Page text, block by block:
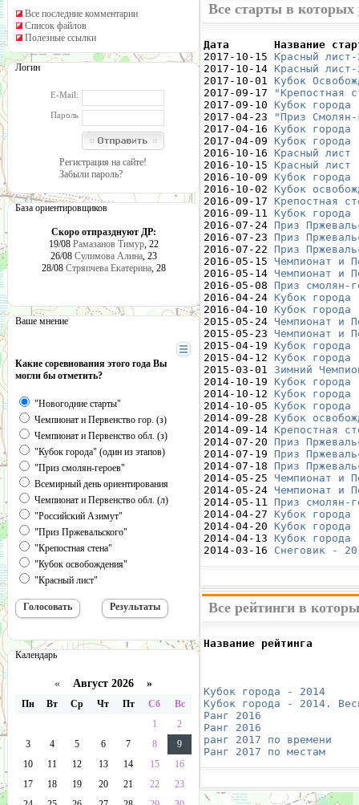
Все последние комментарии
Список файлов
Полезные ссылки
Логин
E-Mail:
Пароль
Регистрация на сайте!
Забыли пароль?
База ориентировщиков
Скоро отпразднуют ДР:
19/08 Рамазанов Тимур, 22
26/08 Сулимова Алина, 23
28/08 Стряпчева Екатерина, 28
Ваше мнение
Какие соревнования этого года Вы
могли бы отметить?
"Новогодние старты"
Чемпионат и Первенство гор. (з)
Чемпионат и Первенство обл. (з)
"Кубок города" (один из этапов)
"Приз смолян-героев"
Всемирный день ориентирования
Чемпионат и Первенство обл. (л)
"Российский Азимут"
"Приз Пржевальского"
"Крепостная стена"
"Кубок освобождения"
"Красный лист"
Календарь
« Август 2026 »
Пн Вт Ср Чт Пт Сб
Вс
1
2
3
4 5 6 7 8
9
10
11 12 13 14 15
16
17
18 19 20 21 22
23
Все старты в
Дата       Название
2017-10-15 Красный
2017-10-14 Красный
2017-10-01 Кубок
2017-09-17
"Крепостная
2017-09-10 Кубок
2017-04-23
"Приз
2017-04-16 Кубок
2017-04-09 Кубок
2016-10-16 Красный
2016-10-15 Красный
2016-10-09 Кубок
2016-10-02 Кубок
2016-09-17 Крепостная
2016-09-11 Кубок
2016-07-24 Приз
2016-07-23 Приз
2016-07-22 Приз
2016-05-15 Чемпионат и
2016-05-14 Чемпионат и
2016-05-08 Приз смолян-
2016-04-24 Кубок
2016-04-10 Кубок
2015-05-24 Чемпионат и
2015-05-23 Чемпионат и
2015-04-19 Кубок
2015-04-12 Кубок
2015-03-01 Зимний
2014-10-19 Кубок
2014-10-12 Кубок
2014-10-05 Кубок
2014-09-28 Кубок
2014-09-14 Крепостная
2014-07-20 Приз
2014-07-19 Приз
2014-07-18 Приз
2014-05-25 Чемпионат и
2014-05-24 Чемпионат и
2014-05-11 Приз смолян-
2014-04-27 Кубок
2014-04-20 Кубок
2014-04-13 Кубок
2014-03-16 Снеговик -
Все рейтинги в
Название рейтинга
Кубок города - 2014
Кубок города - 2014.
Ранг 2016
Ранг 2016
ранг 2017 по времени
Ранг 2017 по местам